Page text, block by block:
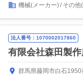
機械(メーカー) その他
法人番号：1070002017860
有限会社森田製
群馬県藤岡市白石1950